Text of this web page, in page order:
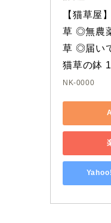
【猫草屋
草 ◎無農
草 ◎届い
猫草の鉢
NK-0000